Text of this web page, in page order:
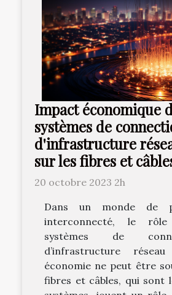
Impact économique
systèmes de
d'infrastructure
sur les fibres et
20 octobre 2023 2h
Dans un monde de
interconnecté, le
systèmes de
d’infrastructure
économie ne peut être
fibres et câbles, qui sont